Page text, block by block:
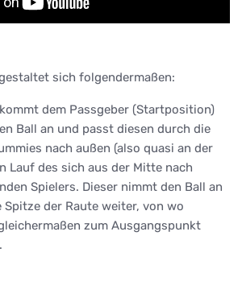
sich folgendermaßen:
dem Passgeber (Startposition)
Ball an und passt diesen durch die
nach außen (also quasi an der
Lauf des sich aus der Mitte nach
Spielers. Dieser nimmt den Ball an
der Raute weiter, von wo
zum Ausgangspunkt